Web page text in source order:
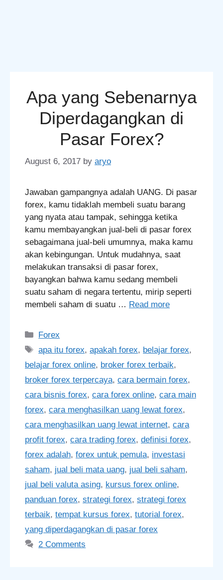
Apa yang Sebenarnya
Diperdagangkan di
Pasar Forex?
August 6, 2017 by aryo
Jawaban gampangnya adalah UANG. Di pasar
forex, kamu tidaklah membeli suatu barang
yang nyata atau tampak, sehingga ketika
kamu membayangkan jual-beli di pasar forex
sebagaimana jual-beli umumnya, maka kamu
akan kebingungan. Untuk mudahnya, saat
melakukan transaksi di pasar forex,
bayangkan bahwa kamu sedang membeli
suatu saham di negara tertentu, mirip seperti
membeli saham di suatu … Read more
Categories
Forex
Tags
apa itu forex,apakah forex, belajar forex,
belajar forex online, broker forex terbaik,
broker forex terpercaya, cara bermain forex,
cara bisnis forex, cara forex online, cara main
forex, cara menghasilkan uang lewat forex,
cara menghasilkan uang lewat internet, cara
profit forex, cara trading forex, definisi forex,
forex adalah, forex untuk pemula, investasi
saham, jual beli mata uang, jual beli saham,
jual beli valuta asing, kursus forex online,
panduan forex, strategi forex, strategi forex
terbaik, tempat kursus forex, tutorial forex,
yang diperdagangkan di pasar forex
2 Comments